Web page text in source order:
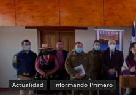
Actualidad Informando Primero